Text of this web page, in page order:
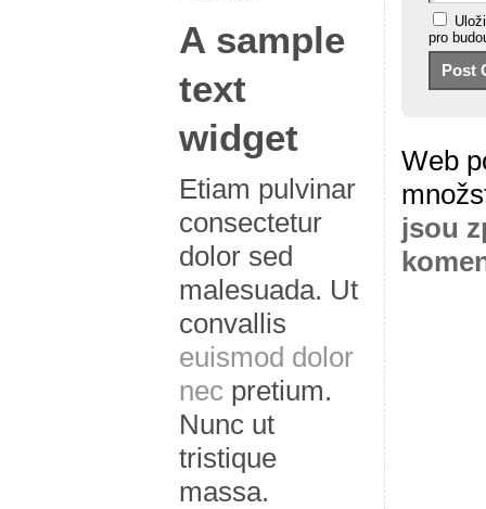
A sample
text
widget
Etiam pulvinar
consectetur
dolor sed
malesuada. Ut
convallis
euismod dolor
nec pretium.
Nunc ut
tristique
massa.
pro
Web
jsou